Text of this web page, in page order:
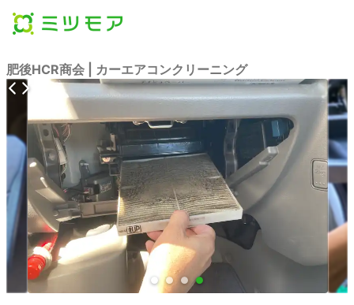
肥後HCR商会 | カーエアコンクリーニング
● ● ● ●